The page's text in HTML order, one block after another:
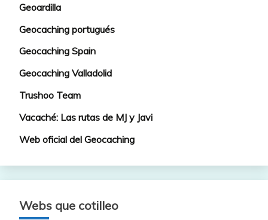
Geoardilla
Geocaching portugués
Geocaching Spain
Geocaching Valladolid
Trushoo Team
Vacaché: Las rutas de MJ y Javi
Web oficial del Geocaching
Webs que cotilleo